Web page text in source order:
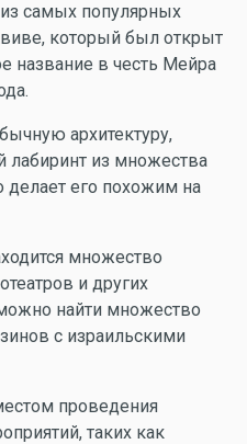
самых популярных
который был открыт
название в честь Мейра
архитектуру,
лабиринт из множества
делает его похожим на
множество
и других
найти множество
с израильскими
проведения
таких как